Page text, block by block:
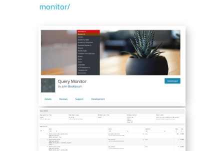
monitor/